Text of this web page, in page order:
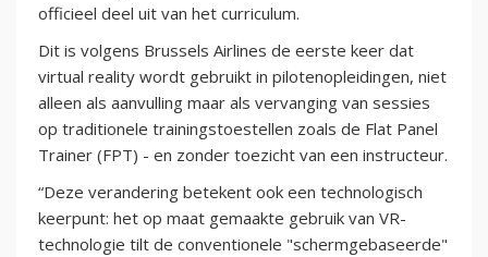
officieel deel uit van het curriculum.
Dit is volgens Brussels Airlines de eerste keer dat
virtual reality wordt gebruikt in pilotenopleidingen, niet
alleen als aanvulling maar als vervanging van sessies
op traditionele trainingstoestellen zoals de Flat Panel
Trainer (FPT) - en zonder toezicht van een instructeur.
“Deze verandering betekent ook een technologisch
keerpunt: het op maat gemaakte gebruik van VR-
technologie tilt de conventionele "schermgebaseerde"